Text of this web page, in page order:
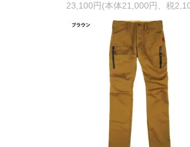
23,100円(本体21,000円、税